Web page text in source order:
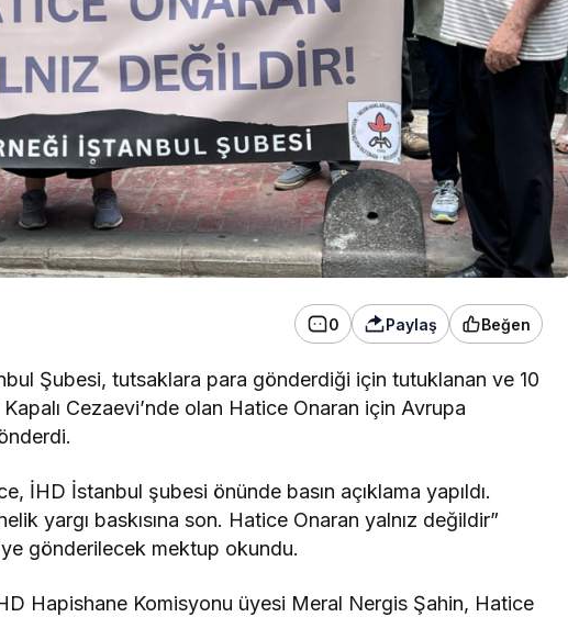
0 Paylaş Beğen
Şubesi, tutsaklara para gönderdiği için tutuklanan ve 10
Cezaevi’nde olan Hatice Onaran için Avrupa
İHD İstanbul şubesi önünde basın açıklama yapıldı.
yargı baskısına son. Hatice Onaran yalnız değildir”
gönderilecek mektup okundu.
Hapishane Komisyonu üyesi Meral Nergis Şahin, Hatice